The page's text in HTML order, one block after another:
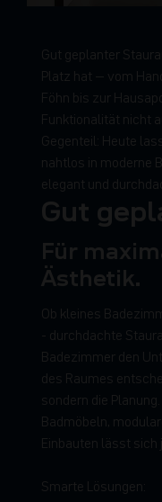
G u t g e p lan te rS tau ra
P latz h at – o m Han d
Fö h n b is zu rHau s ap o
Fu n ktio n alität n ic h t a
G e g e n te il He u te las s
n ah tlo s in m o d e rn e B
e le g an t u n d d u rc h d ac
Gut
Für
Ästhetik.
Ob kleines
- durchdachte
Badezimmer den
des Raumes
sondern die
Badmöbeln,
Einbauten lässt sich
Smarte Lösungen: